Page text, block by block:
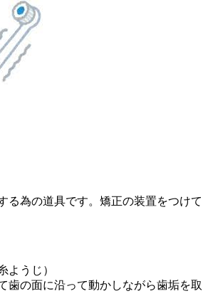
る為の道具です。矯正の装置をつけて
うじ）
歯の面に沿って動かしながら歯垢を取